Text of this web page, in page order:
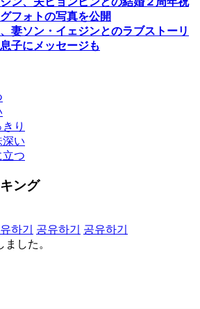
フォトの写真を公開
妻ソン・イェジンとのラブストーリ
子にメッセージも
り
深い
立つ
ング
하기 공유하기
공유하기
した。